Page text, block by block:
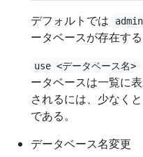
デフォルトでは admin
ータベースが存在する
use <データベース名>
ータベースは一覧に表
されるには、少なく
である。
データベース名変更